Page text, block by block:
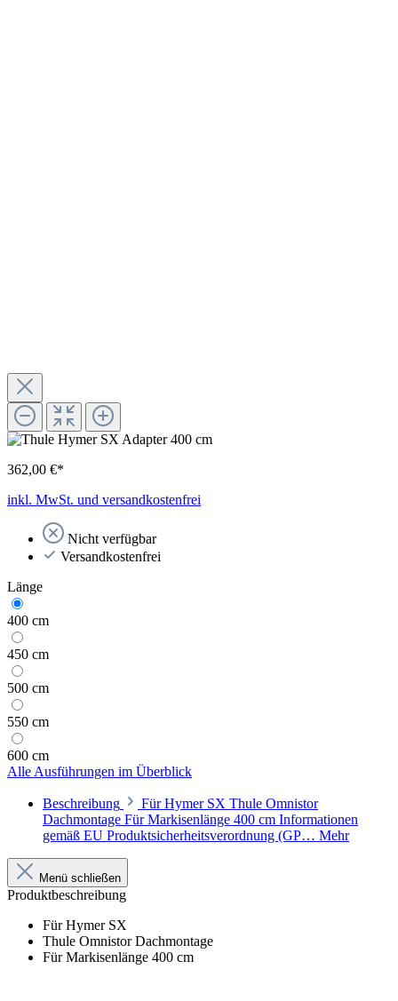
362,00 €*
inkl. MwSt. und versandkostenfrei
Nicht verfügbar
Versandkostenfrei
Länge
400 cm
450 cm
500 cm
550 cm
600 cm
Alle Ausführungen im Überblick
Beschreibung
Für Hymer SX Thule Omnistor
Dachmontage Für Markisenlänge 400 cm Informationen
gemäß EU Produktsicherheitsverordnung (GP… Mehr
Menü schließen
Produktbeschreibung
Für Hymer SX
Thule Omnistor Dachmontage
Für Markisenlänge 400 cm